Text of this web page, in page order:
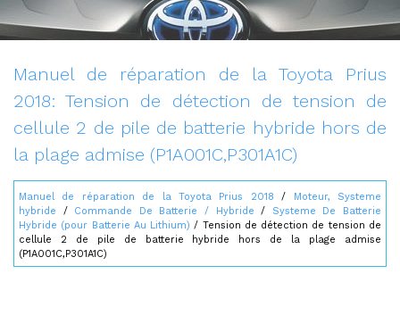
CONTACTS
Manuel de réparation de la Toyota Prius
2018: Tension de détection de tension de
cellule 2 de pile de batterie hybride hors de
la plage admise (P1A001C,P301A1C)
Manuel de réparation de la Toyota Prius 2018 /
Moteur, Systeme
hybride / Commande De Batterie / Hybride / Systeme De Batterie
Hybride (pour Batterie Au Lithium) / Tension de détection de tension de
cellule 2 de pile de batterie hybride hors de la plage admise
(P1A001C,P301A1C)